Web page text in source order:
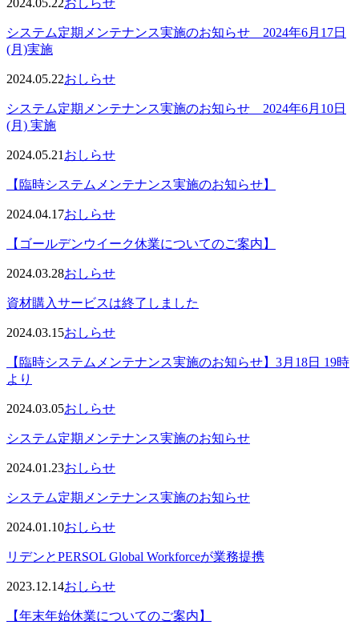
システム定期メンテナンス実施のお知らせ 2024年6月17日
(月)実施
2024.05.22おしらせ
システム定期メンテナンス実施のお知らせ 2024年6月10日
(月) 実施
2024.05.21 おしらせ
【臨時システムメンテナンス実施のお知らせ】
2024.04.17おしらせ
【ゴールデンウイーク休業についてのご案内】
2024.03.28おしらせ
資材購入サービスは終了しました
2024.03.15おしらせ
【臨時システムメンテナンス実施のお知らせ】3月18日 19時
より
2024.03.05おしらせ
システム定期メンテナンス実施のお知らせ
2024.01.23おしらせ
システム定期メンテナンス実施のお知らせ
2024.01.10おしらせ
リデンとPERSOL Global Workforceが業務提携
2023.12.14おしらせ
【年末年始休業についてのご案内】